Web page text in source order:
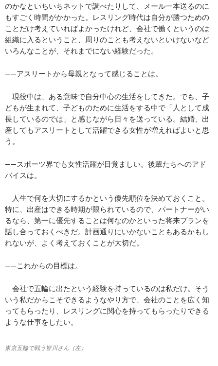
のかなといちいちネットで調べたりして、メール一本送るのに
もすごく時間がかかった。レスリング時代は自分が勝つための
ことだけ考えていればよかったけれど、会社で働くというのは
組織に入るということ、周りのことも考えないといけないなど
いろんなことが、それまでにない経験だった。
——アスリートから母親となって感じることは。
現役中は、ある意味で自分中心の生活をしてきた。でも、子
どもが生まれて、子どものために生活をする中で「人として成
長しているのでは」と感じながら日々を送っている。結婚、出
産してもアスリートとして活躍できる女性が増えればよいと思
う。
——スポーツ界でも女性活躍が目覚ましい。後輩たちへのアド
バイスは。
人生で何を大切にするかという優先順位を決めておくこと。
特に、出産はできる時期が限られているので、パートナーがい
るなら、第一に優先することは何なのかといった将来プランを
話し合っておくべきだ。計画通りにいかないこともあるかもし
れないが、よく考えておくことが大切だ。
——これからの目標は。
会社で五輪に出たという経験を持っているのは私だけ。そう
いう私だからこそできるようなやり方で、会社のことを広く知
ってもらったり、レスリングに関心を持ってもらったりできる
ような仕事をしたい。
東京五輪で戦う皆川さん（左）